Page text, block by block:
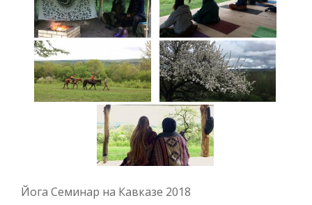
Йога Семинар на Кавказе 2018